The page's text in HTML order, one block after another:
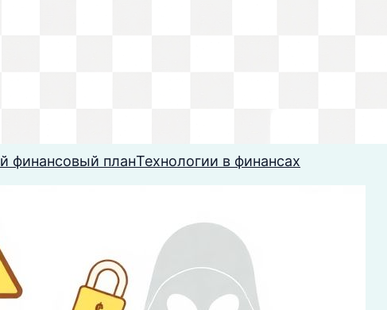
финансовый планТехнологии в финансах